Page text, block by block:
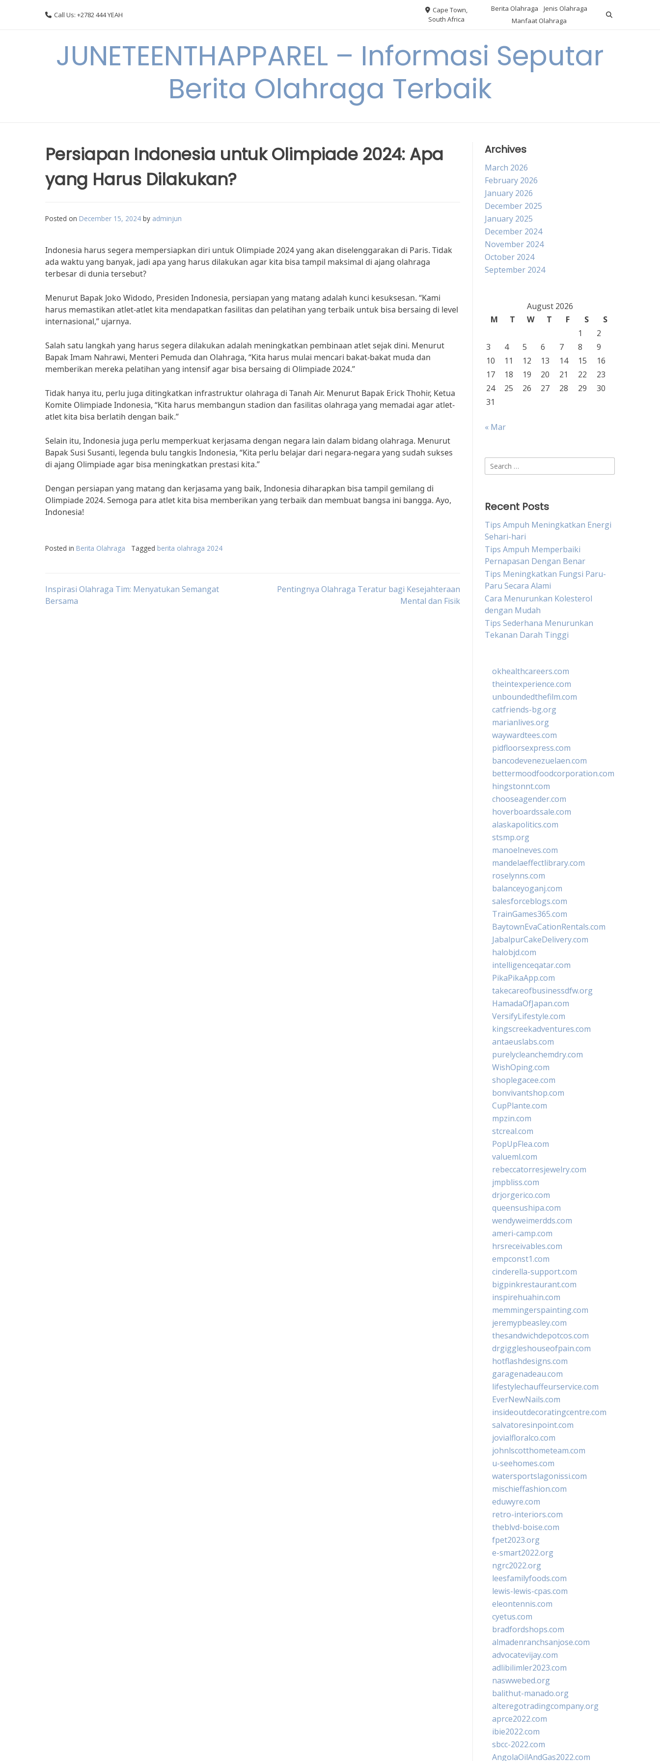
Call Us: +2782 444 YEAH
Cape Town,
South Africa
Berita Olahraga
Jenis Olahraga
Manfaat Olahraga
JUNETEENTHAPPAREL – Informasi Seputar
Berita Olahraga Terbaik
Persiapan Indonesia untuk Olimpiade 2024: Apa
yang Harus Dilakukan?
Posted on December 15, 2024 by adminjun
Indonesia harus segera mempersiapkan diri untuk Olimpiade 2024 yang akan diselenggarakan di Paris. Tidak
ada waktu yang banyak, jadi apa yang harus dilakukan agar kita bisa tampil maksimal di ajang olahraga
terbesar di dunia tersebut?
Menurut Bapak Joko Widodo, Presiden Indonesia, persiapan yang matang adalah kunci kesuksesan. “Kami
harus memastikan atlet-atlet kita mendapatkan fasilitas dan pelatihan yang terbaik untuk bisa bersaing di level
internasional,” ujarnya.
Salah satu langkah yang harus segera dilakukan adalah meningkatkan pembinaan atlet sejak dini. Menurut
Bapak Imam Nahrawi, Menteri Pemuda dan Olahraga, “Kita harus mulai mencari bakat-bakat muda dan
memberikan mereka pelatihan yang intensif agar bisa bersaing di Olimpiade 2024.”
Tidak hanya itu, perlu juga ditingkatkan infrastruktur olahraga di Tanah Air. Menurut Bapak Erick Thohir, Ketua
Komite Olimpiade Indonesia, “Kita harus membangun stadion dan fasilitas olahraga yang memadai agar atlet-
atlet kita bisa berlatih dengan baik.”
Selain itu, Indonesia juga perlu memperkuat kerjasama dengan negara lain dalam bidang olahraga. Menurut
Bapak Susi Susanti, legenda bulu tangkis Indonesia, “Kita perlu belajar dari negara-negara yang sudah sukses
di ajang Olimpiade agar bisa meningkatkan prestasi kita.”
Dengan persiapan yang matang dan kerjasama yang baik, Indonesia diharapkan bisa tampil gemilang di
Olimpiade 2024. Semoga para atlet kita bisa memberikan yang terbaik dan membuat bangsa ini bangga. Ayo,
Indonesia!
Posted in Berita Olahraga Tagged berita olahraga 2024
Post
Inspirasi Olahraga Tim: Menyatukan Semangat
Bersama
Pentingnya Olahraga Teratur bagi Kesejahteraan
Mental dan Fisik
Archives
March 2026
February 2026
January 2026
December 2025
January 2025
December 2024
November 2024
October 2024
September 2024
August 2026
M
T W T F S
S
1
2
3
4 5 6 7 8
9
10
11 12 13 14 15
16
17
18 19 20 21 22
23
24
25 26 27 28 29
30
31
« Mar
Search
for:
Recent Posts
Tips Ampuh Meningkatkan Energi
Sehari-hari
Tips Ampuh Memperbaiki
Pernapasan Dengan Benar
Tips Meningkatkan Fungsi Paru-
Paru Secara Alami
Cara Menurunkan Kolesterol
dengan Mudah
Tips Sederhana Menurunkan
Tekanan Darah Tinggi
okhealthcareers.com
theintexperience.com
unboundedthefilm.com
catfriends-bg.org
marianlives.org
waywardtees.com
pidfloorsexpress.com
bancodevenezuelaen.com
bettermoodfoodcorporation.com
hingstonnt.com
chooseagender.com
hoverboardssale.com
alaskapolitics.com
stsmp.org
manoelneves.com
mandelaeffectlibrary.com
roselynns.com
balanceyoganj.com
salesforceblogs.com
TrainGames365.com
BaytownEvaCationRentals.com
JabalpurCakeDelivery.com
halobjd.com
intelligenceqatar.com
PikaPikaApp.com
takecareofbusinessdfw.org
HamadaOfJapan.com
VersifyLifestyle.com
kingscreekadventures.com
antaeuslabs.com
purelycleanchemdry.com
WishOping.com
shoplegacee.com
bonvivantshop.com
CupPlante.com
mpzin.com
stcreal.com
PopUpFlea.com
valueml.com
rebeccatorresjewelry.com
jmpbliss.com
drjorgerico.com
queensushipa.com
wendyweimerdds.com
ameri-camp.com
hrsreceivables.com
empconst1.com
cinderella-support.com
bigpinkrestaurant.com
inspirehuahin.com
memmingerspainting.com
jeremypbeasley.com
thesandwichdepotcos.com
drgiggleshouseofpain.com
hotflashdesigns.com
garagenadeau.com
lifestylechauffeurservice.com
EverNewNails.com
insideoutdecoratingcentre.com
salvatoresinpoint.com
jovialfloralco.com
johnlscotthometeam.com
u-seehomes.com
watersportslagonissi.com
mischieffashion.com
eduwyre.com
retro-interiors.com
theblvd-boise.com
fpet2023.org
e-smart2022.org
ngrc2022.org
leesfamilyfoods.com
lewis-lewis-cpas.com
eleontennis.com
cyetus.com
bradfordshops.com
almadenranchsanjose.com
advocatevijay.com
adlibilimler2023.com
naswwebed.org
balithut-manado.org
alteregotradingcompany.org
aprce2022.com
ibie2022.com
sbcc-2022.com
AngolaOilAndGas2022.com